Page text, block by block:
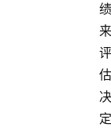
绩
来
评
估
决
定